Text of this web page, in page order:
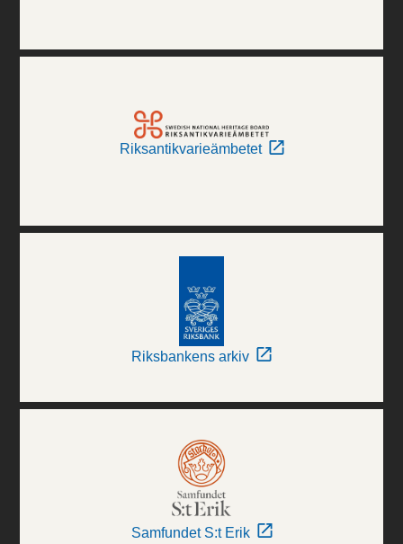
Riksantikvarieämbetet
Riksbankens arkiv
Samfundet S:t Erik